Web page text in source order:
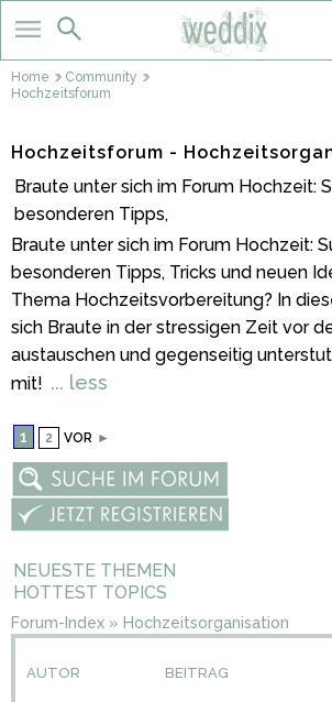
Home
Community
Hochzeitsforum
Hochzeitsforum -
Braute unter sich im Forum Hochzeit:
besonderen Tipps,
Braute unter sich im Forum Hochzeit:
besonderen Tipps, Tricks und neuen
Thema Hochzeitsvorbereitung? In
sich Braute in der stressigen Zeit vor
austauschen und gegenseitig
mit! ... less
1 2 VOR ►
NEUESTE THEMEN
HOTTEST TOPICS
Forum-Index » Hochzeitsorganisation
AUTOR BEITRAG